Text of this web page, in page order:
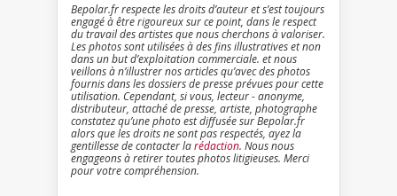
Bepolar.fr respecte les droits d’auteur et s’est toujours
engagé à être rigoureux sur ce point, dans le respect
du travail des artistes que nous cherchons à valoriser.
Les photos sont utilisées à des fins illustratives et non
dans un but d’exploitation commerciale. et nous
veillons à n’illustrer nos articles qu’avec des photos
fournis dans les dossiers de presse prévues pour cette
utilisation. Cependant, si vous, lecteur - anonyme,
distributeur, attaché de presse, artiste, photographe
constatez qu’une photo est diffusée sur Bepolar.fr
alors que les droits ne sont pas respectés, ayez la
gentillesse de contacter larédaction. Nous nous
engageons à retirer toutes photos litigieuses. Merci
pour votre compréhension.